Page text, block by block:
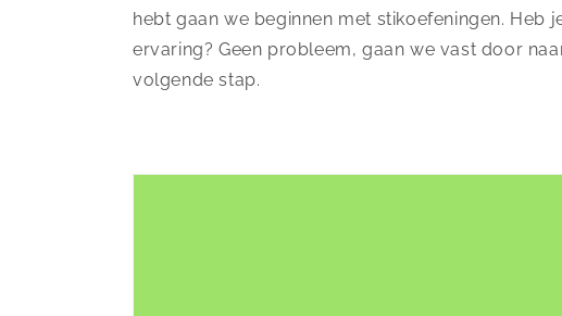
hebt gaan we beginnen met stikoefeningen. Heb
ervaring? Geen probleem, gaan we vast door
volgende stap.